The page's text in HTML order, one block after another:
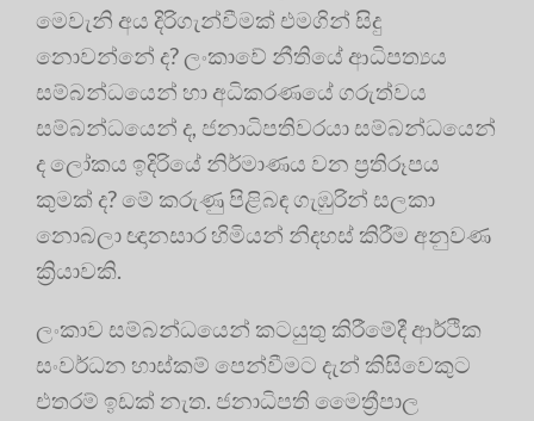
මෙවැනි අය දිරිගැන්වීමක් එමගින් සිදු
නොවන්නේ ද? ලංකාවේ නීතියේ ආධිපත්‍යය
සම්බන්ධයෙන් හා අධිකරණයේ ගරුත්වය
සම්බන්ධයෙන් ද, ජනාධිපතිවරයා සම්බන්ධයෙන්
ද ලෝකය ඉදිරියේ නිර්මාණය වන ප්‍රතිරූපය
කුමක් ද? මේ කරුණු පිළිබඳ ගැඹුරින් සලකා
නොබලා ඥානසාර හිමියන් නිදහස් කිරීම අනුවණ
ක්‍රියාවකි.
ලංකාව සම්බන්ධයෙන් කටයුතු කිරීමේදී ආර්ථික
සංවර්ධන හාස්කම් පෙන්වීමට දැන් කිසිවෙකුට
එතරම් ඉඩක් නැත. ජනාධිපති මෛත්‍රීපාල